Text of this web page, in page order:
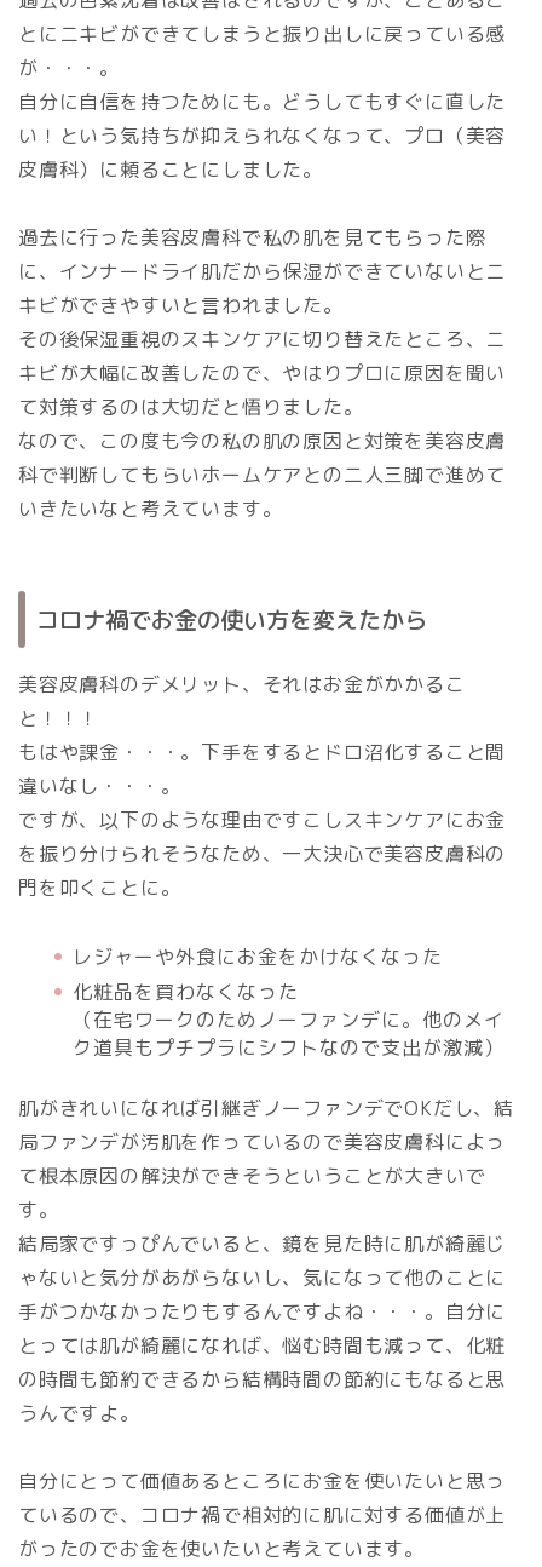
とにニキビができてしまうと振り出しに戻っている感
が・・・。
自分に自信を持つためにも。どうしてもすぐに直した
い！という気持ちが抑えられなくなって、プロ（美容
皮膚科）に頼ることにしました。
過去に行った美容皮膚科で私の肌を見てもらった際
に、インナードライ肌だから保湿ができていないとニ
キビができやすいと言われました。
その後保湿重視のスキンケアに切り替えたところ、ニ
キビが大幅に改善したので、やはりプロに原因を聞い
て対策するのは大切だと悟りました。
なので、この度も今の私の肌の原因と対策を美容皮膚
科で判断してもらいホームケアとの二人三脚で進めて
いきたいなと考えています。
コロナ禍でお金の使い方を変えたから
美容皮膚科のデメリット、それはお金がかかるこ
と！！！
もはや課金・・・。下手をするとドロ沼化すること間
違いなし・・・。
ですが、以下のような理由ですこしスキンケアにお金
を振り分けられそうなため、一大決心で美容皮膚科の
門を叩くことに。
レジャーや外食にお金をかけなくなった
化粧品を買わなくなった
（在宅ワークのためノーファンデに。他のメイ
ク道具もプチプラにシフトなので支出が激減）
肌がきれいになれば引継ぎノーファンデでOKだし、結
局ファンデが汚肌を作っているので美容皮膚科によっ
て根本原因の解決ができそうということが大きいで
す。
結局家ですっぴんでいると、鏡を見た時に肌が綺麗じ
ゃないと気分があがらないし、気になって他のことに
手がつかなかったりもするんですよね・・・。自分に
とっては肌が綺麗になれば、悩む時間も減って、化粧
の時間も節約できるから結構時間の節約にもなると思
うんですよ。
自分にとって価値あるところにお金を使いたいと思っ
ているので、コロナ禍で相対的に肌に対する価値が上
がったのでお金を使いたいと考えています。